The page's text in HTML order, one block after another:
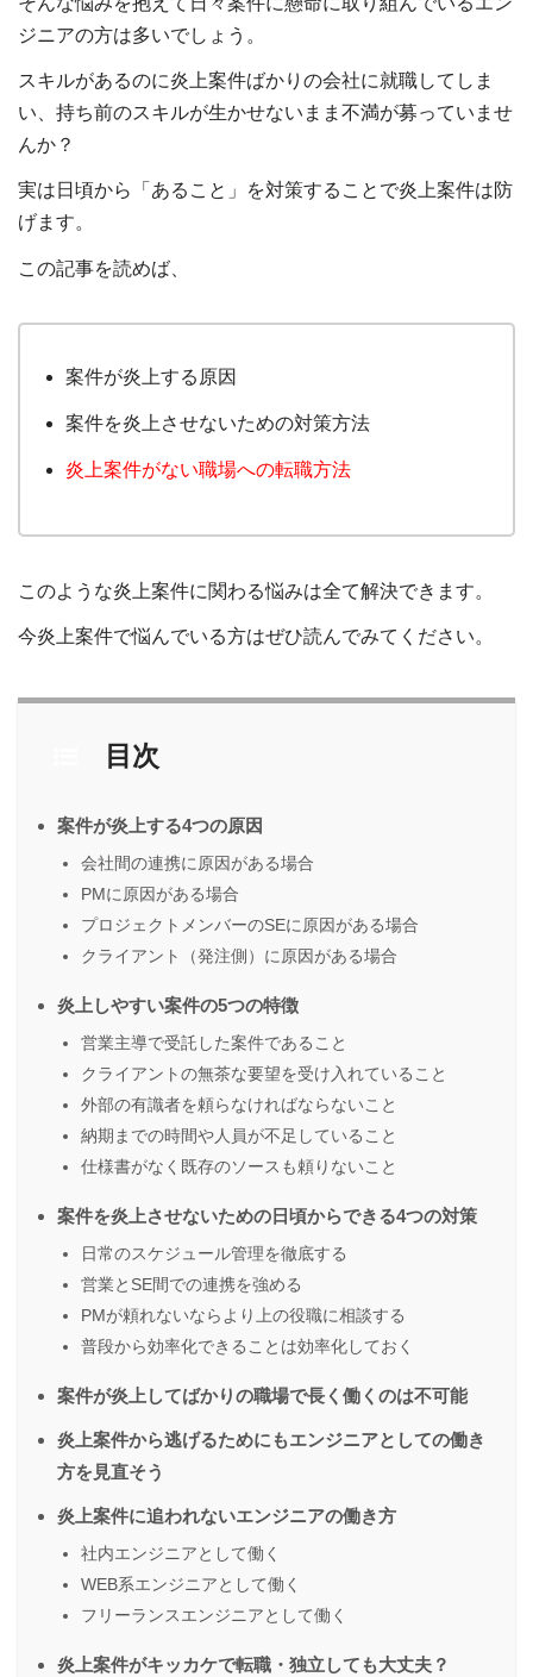
ジニアの方は多いでしょう。
スキルがあるのに炎上案件ばかりの会社に就職してしま
い、持ち前のスキルが生かせないまま不満が募っていませ
んか？
実は日頃から「あること」を対策することで炎上案件は防
げます。
この記事を読めば、
案件が炎上する原因
案件を炎上させないための対策方法
炎上案件がない職場への転職方法
このような炎上案件に関わる悩みは全て解決できます。
今炎上案件で悩んでいる方はぜひ読んでみてください。
目次
案件が炎上する4つの原因
会社間の連携に原因がある場合
PMに原因がある場合
プロジェクトメンバーのSEに原因がある場合
クライアント（発注側）に原因がある場合
炎上しやすい案件の5つの特徴
営業主導で受託した案件であること
クライアントの無茶な要望を受け入れていること
外部の有識者を頼らなければならないこと
納期までの時間や人員が不足していること
仕様書がなく既存のソースも頼りないこと
案件を炎上させないための日頃からできる4つの対策
日常のスケジュール管理を徹底する
営業とSE間での連携を強める
PMが頼れないならより上の役職に相談する
普段から効率化できることは効率化しておく
案件が炎上してばかりの職場で長く働くのは不可能
炎上案件から逃げるためにもエンジニアとしての働き
方を見直そう
炎上案件に追われないエンジニアの働き方
社内エンジニアとして働く
WEB系エンジニアとして働く
フリーランスエンジニアとして働く
炎上案件がキッカケで転職・独立しても大丈夫？